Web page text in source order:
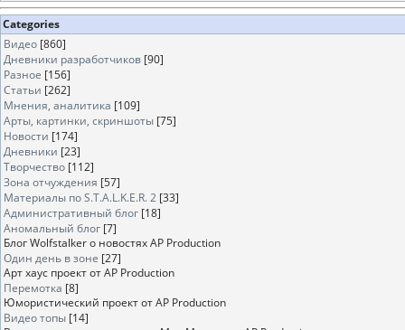
Categories
Видео [860]
Дневники разработчиков [90]
Разное [156]
Статьи [262]
Мнения, аналитика [109]
Арты, картинки, скриншоты [75]
Новости [174]
Дневники [23]
Творчество [112]
Зона отчуждения [57]
Материалы по S.T.A.L.K.E.R. 2 [33]
Административный блог [18]
Аномальный блог [7]
Блог Wolfstalker о новостях AP Production
Один день в зоне [27]
Арт хаус проект от AP Production
Перемотка [8]
Юмористический проект от AP Production
Видео топы [14]